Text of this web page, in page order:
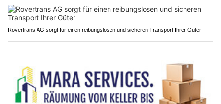
Rovertrans AG sorgt für einen reibungslosen und sicheren Transport Ihrer Güter